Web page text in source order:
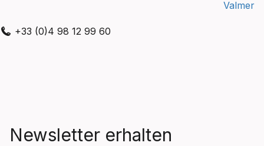
Valmer
+33 (0)4 98 12 99 60
Newsletter erhalten